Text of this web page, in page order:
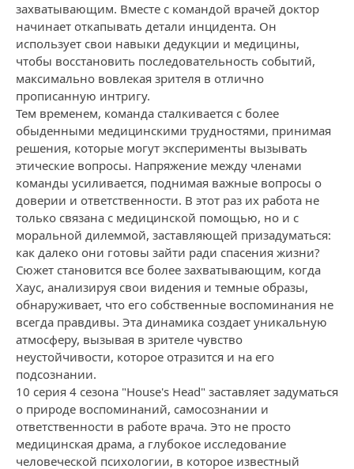
захватывающим. Вместе с командой врачей доктор
начинает откапывать детали инцидента. Он
использует свои навыки дедукции и медицины,
чтобы восстановить последовательность событий,
максимально вовлекая зрителя в отлично
прописанную интригу.
Тем временем, команда сталкивается с более
обыденными медицинскими трудностями, принимая
решения, которые могут эксперименты вызывать
этические вопросы. Напряжение между членами
команды усиливается, поднимая важные вопросы о
доверии и ответственности. В этот раз их работа не
только связана с медицинской помощью, но и с
моральной дилеммой, заставляющей призадуматься:
как далеко они готовы зайти ради спасения жизни?
Сюжет становится все более захватывающим, когда
Хаус, анализируя свои видения и темные образы,
обнаруживает, что его собственные воспоминания не
всегда правдивы. Эта динамика создает уникальную
атмосферу, вызывая в зрителе чувство
неустойчивости, которое отразится и на его
подсознании.
10 серия 4 сезона "House's Head" заставляет задуматься
о природе воспоминаний, самосознании и
ответственности в работе врача. Это не просто
медицинская драма, а глубокое исследование
человеческой психологии, в которое известный